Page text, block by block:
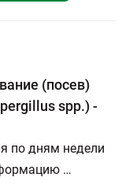
(посев)
spp.) -
по дням недели
…